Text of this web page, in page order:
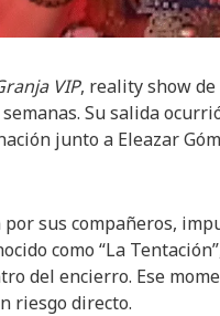
VIP, reality show de
Su salida
junto a Eleazar
sus compañeros,
como “La
del encierro. Ese
riesgo directo.